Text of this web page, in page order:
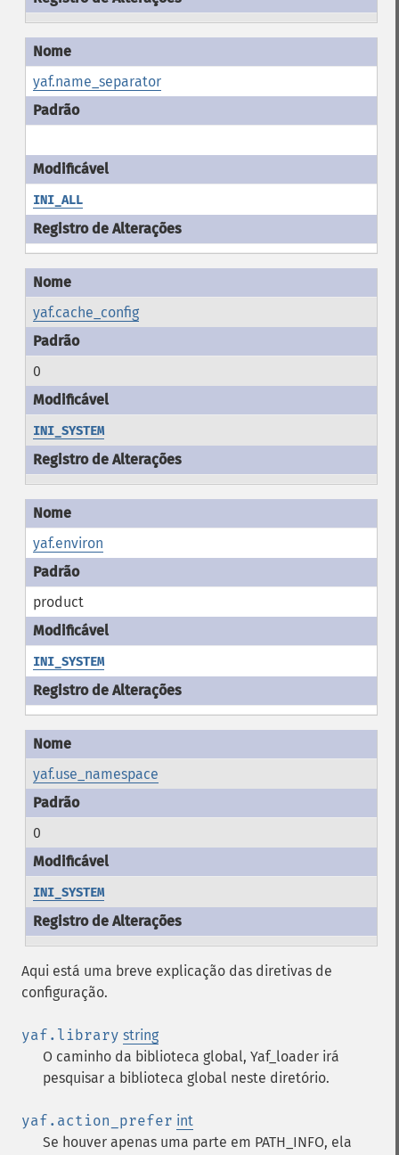
yaf.name_separator
INI_ALL
yaf.cache_config
0
INI_SYSTEM
yaf.environ
product
INI_SYSTEM
yaf.use_namespace
0
INI_SYSTEM
Aqui está uma breve explicação das diretivas de
configuração.
yaf.library string
O caminho da biblioteca global, Yaf_loader irá
pesquisar a biblioteca global neste diretório.
yaf.action_prefer int
Se houver apenas uma parte em PATH_INFO, ela